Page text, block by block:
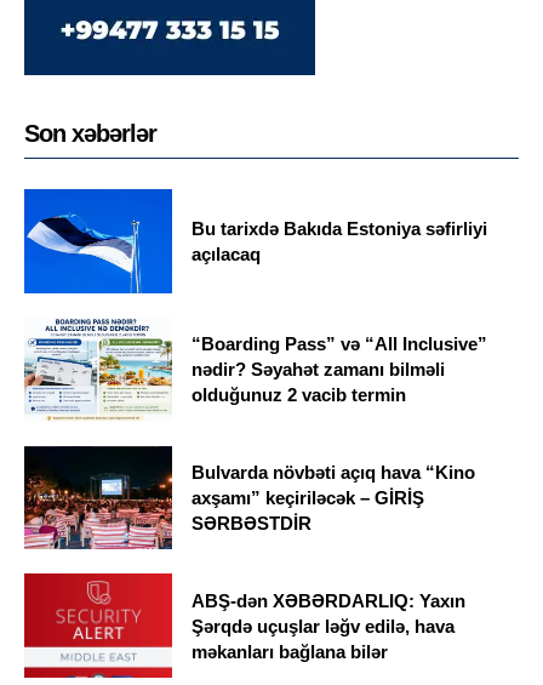
Son xəbərlər
Bu tarixdə Bakıda Estoniya səfirliyi
açılacaq
“Boarding Pass” və “All Inclusive”
nədir? Səyahət zamanı bilməli
olduğunuz 2 vacib termin
Bulvarda növbəti açıq hava “Kino
axşamı” keçiriləcək – GİRİŞ
SƏRBƏSTDİR
ABŞ-dən XƏBƏRDARLIQ: Yaxın
Şərqdə uçuşlar ləğv edilə, hava
məkanları bağlana bilər